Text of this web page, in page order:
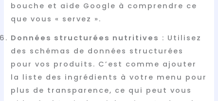
bouche et aide Google à comprendre ce
que vous « servez ».
Données structurées nutritives : Utilisez
des schémas de données structurées
pour vos produits. C’est comme ajouter
la liste des ingrédients à votre menu pour
plus de transparence, ce qui peut vous